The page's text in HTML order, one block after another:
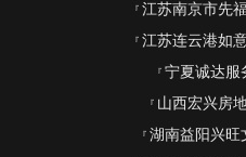
江苏南京市先
江苏连云港如
宁夏诚达服
山西宏兴房
湖南益阳兴旺